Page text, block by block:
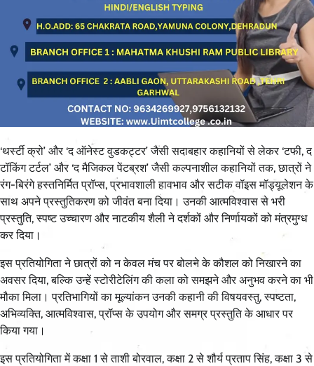
‘थर्स्टी क्रो’ और ‘द ऑनेस्ट वुडकट्टर’ जैसी सदाबहार कहानियों से लेकर ‘टफी, द
टॉकिंग टर्टल’ और ‘द मैजिकल पेंटब्रश’ जैसी कल्पनाशील कहानियों तक, छात्रों ने
रंग-बिरंगे हस्तनिर्मित प्रॉप्स, प्रभावशाली हावभाव और सटीक वॉइस मॉड्यूलेशन के
साथ अपने प्रस्तुतिकरण को जीवंत बना दिया। उनकी आत्मविश्वास से भरी
प्रस्तुति, स्पष्ट उच्चारण और नाटकीय शैली ने दर्शकों और निर्णायकों को मंत्रमुग्ध
कर दिया।
इस प्रतियोगिता ने छात्रों को न केवल मंच पर बोलने के कौशल को निखारने का
अवसर दिया, बल्कि उन्हें स्टोरीटेलिंग की कला को समझने और अनुभव करने का भी
मौका मिला। प्रतिभागियों का मूल्यांकन उनकी कहानी की विषयवस्तु, स्पष्टता,
अभिव्यक्ति, आत्मविश्वास, प्रॉप्स के उपयोग और समग्र प्रस्तुति के आधार पर
किया गया।
इस प्रतियोगिता में कक्षा 1 से ताशी बोरवाल, कक्षा 2 से शौर्य प्रताप सिंह, कक्षा 3 से